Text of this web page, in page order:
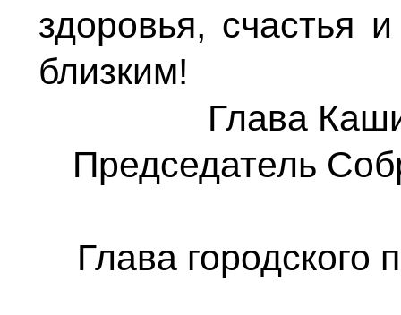
здоровья, счастья
близким!
Глава
Председатель
Глава